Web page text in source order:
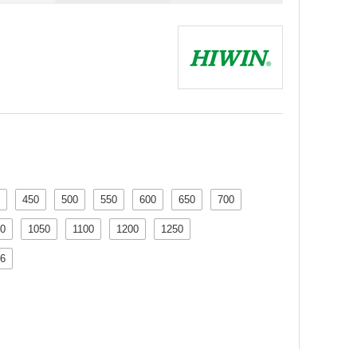
450 500 550 600 650 700
1050 1100 1200 1250